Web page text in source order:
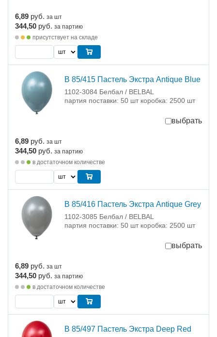
6,89 руб. за шт
344,50 руб. за партию
присутствует на складе
В 85/415 Пастель Экстра Antique Blue
1102-3084 Белбал / BELBAL
партия поставки: 50 шт коробка: 2500 шт
выбрать
6,89 руб. за шт
344,50 руб. за партию
в достаточном количестве
В 85/416 Пастель Экстра Antique Grey
1102-3085 Белбал / BELBAL
партия поставки: 50 шт коробка: 2500 шт
выбрать
6,89 руб. за шт
344,50 руб. за партию
в достаточном количестве
В 85/497 Пастель Экстра Deep Red